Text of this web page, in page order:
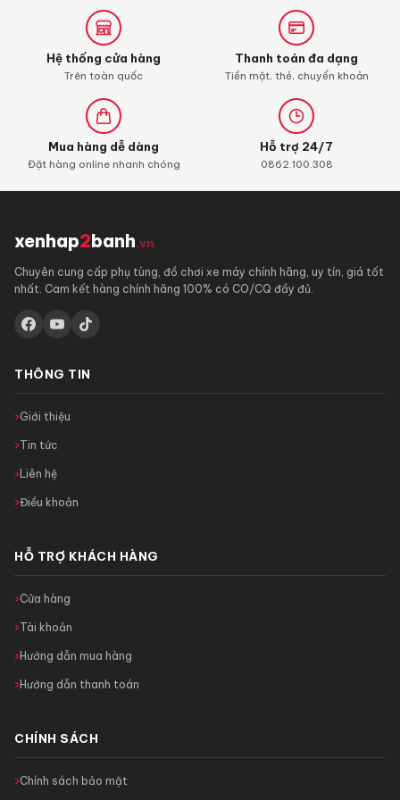
Hệ thống cửa hàng
Trên toàn quốc
Thanh toán đa dạng
Tiền mặt, thẻ, chuyển khoản
Mua hàng dễ dàng
Đặt hàng online nhanh chóng
Hỗ trợ 24/7
0862.100.308
xenhap2banh.vn
Chuyên cung cấp phụ tùng, đồ chơi xe máy chính hãng, uy tín, giá tốt
nhất. Cam kết hàng chính hãng 100% có CO/CQ đầy đủ.
THÔNG TIN
Giới thiệu
Tin tức
Liên hệ
Điều khoản
HỖ TRỢ KHÁCH HÀNG
Cửa hàng
Tài khoản
Hướng dẫn mua hàng
Hướng dẫn thanh toán
CHÍNH SÁCH
Chính sách bảo mật